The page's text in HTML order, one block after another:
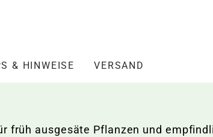
& HINWEISE VERSAND
früh ausgesäte Pflanzen und